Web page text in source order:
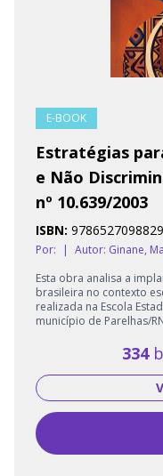
E-BOOK
Estratégias
e Não
nº 10.639/2003
ISBN: 9786527098829
Por: | Autor: Ginane,
Esta obra analisa a
brasileira no contexto
realizada na Escola
município de Parelhas/
334